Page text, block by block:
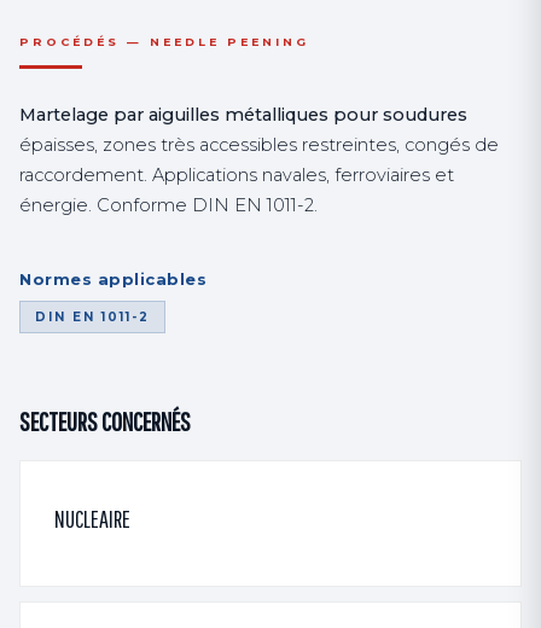
PROCÉDÉS — NEEDLE PEENING
Martelage par aiguilles métalliques pour soudures
épaisses, zones très accessibles restreintes, congés de
raccordement. Applications navales, ferroviaires et
énergie. Conforme DIN EN 1011-2.
Normes applicables
DIN EN 1011-2
SECTEURS CONCERNÉS
NUCLEAIRE